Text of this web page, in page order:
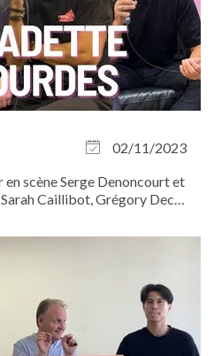
02/11/2023
scène Serge Denoncourt et
Caillibot, Grégory Deck